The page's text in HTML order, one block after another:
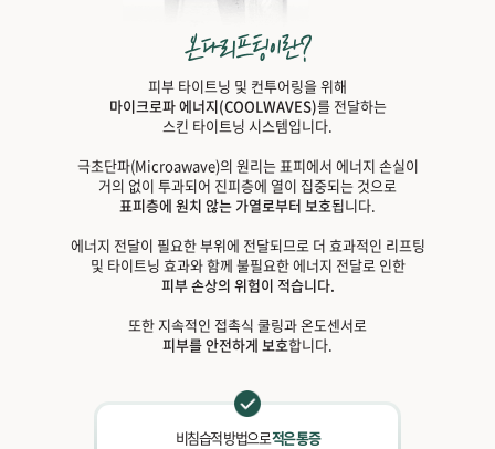
피부 타이트닝 및 컨투어링을 위해
마이크로파 에너지(COOLWAVES)를 전달하는
스킨 타이트닝 시스템입니다.
극초단파(Microawave)의 원리는 표피에서 에너지 손실이
거의 없이 투과되어 진피층에 열이 집중되는 것으로
표피층에 원치 않는 가열로부터 보호됩니다.
에너지 전달이 필요한 부위에 전달되므로 더 효과적인 리프팅
및 타이트닝 효과와 함께 불필요한 에너지 전달로 인한
피부 손상의 위험이 적습니다.
또한 지속적인 접촉식 쿨링과 온도센서로
피부를 안전하게 보호합니다.
비침습적 방법으로적은 통증